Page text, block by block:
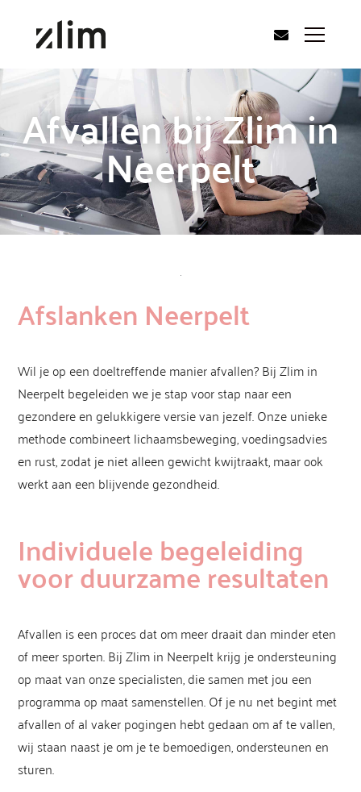
Afvallen bij Zlim in
Neerpelt
Afslanken Neerpelt
Wil je op een doeltreffende manier afvallen? Bij Zlim in
Neerpelt begeleiden we je stap voor stap naar een
gezondere en gelukkigere versie van jezelf. Onze unieke
methode combineert lichaamsbeweging, voedingsadvies
en rust, zodat je niet alleen gewicht kwijtraakt, maar ook
werkt aan een blijvende gezondheid.
Individuele begeleiding
voor duurzame resultaten
Afvallen is een proces dat om meer draait dan minder eten
of meer sporten. Bij Zlim in Neerpelt krijg je ondersteuning
op maat van onze specialisten, die samen met jou een
programma op maat samenstellen. Of je nu net begint met
afvallen of al vaker pogingen hebt gedaan om af te vallen,
wij staan naast je om je te bemoedigen, ondersteunen en
sturen.